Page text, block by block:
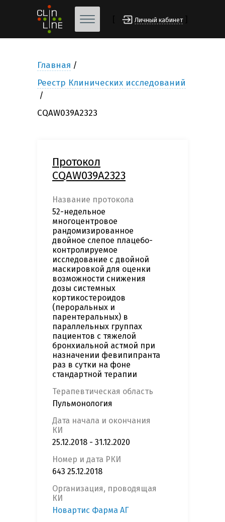
Личный кабинет
Главная
Реестр Клинических исследований
CQAW039A2323
Протокол
CQAW039A2323
Название протокола
52-недельное
многоцентровое
рандомизированное
двойное слепое плацебо-
контролируемое
исследование с двойной
маскировкой для оценки
возможности снижения
дозы системных
кортикостероидов
(пероральных и
парентеральных) в
параллельных группах
пациентов с тяжелой
бронхиальной астмой при
назначении февипипранта
раз в сутки на фоне
стандартной терапии
Терапевтическая область
Пульмонология
Дата начала и окончания
КИ
25.12.2018 - 31.12.2020
Номер и дата РКИ
643 25.12.2018
Организация, проводящая
КИ
Новартис Фарма АГ